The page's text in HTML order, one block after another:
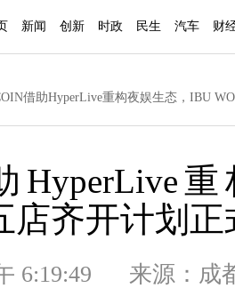
新闻 创新 时政 民生 汽车 财
借助HyperLive重构夜娱生态，IBU
HyperLive
店齐开计划正
午 6:19:49 来源：